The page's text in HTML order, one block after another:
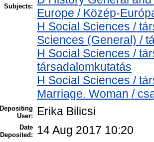
Subjects:
Europe / Közép-
H Social Sciences /
Sciences (General) /
H Social Sciences /
társadalomkutatás
H Social Sciences /
Marriage. Woman /
Depositing
User:
Erika Bilicsi
Date
Deposited:
14 Aug 2017 10:20